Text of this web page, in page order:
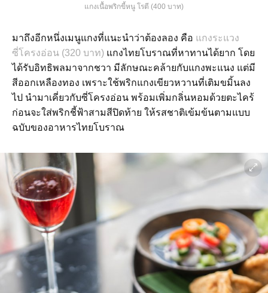
แกงเนื้อพริกขี้หนู โรตี (400 บาท)
มาถึงอีกหนึ่งเมนูแกงที่แนะนำว่าต้องลอง คือ แกงระแวง
ซี่โครงอ่อน (320 บาท) แกงไทยโบราณที่หาทานได้ยาก โดย
ได้รับอิทธิพลมาจากชวา มีลักษณะคล้ายกับแกงพะแนง แต่มี
สีออกเหลืองทอง เพราะใช้พริกแกงเขียวหวานที่เติมขมิ้นลง
ไป นำมาเคี่ยวกับซี่โครงอ่อน พร้อมเพิ่มกลิ่นหอมด้วยตะไคร้
ก่อนจะใส่พริกชี้ฟ้าสามสีปิดท้าย ให้รสชาติเข้มข้นตามแบบ
ฉบับของอาหารไทยโบราณ